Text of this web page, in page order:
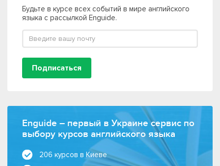
Будьте в курсе всех событий в мире английского
языка с рассылкой Enguide.
Подписаться
Enguide – первый в Украине сервис по
выбору курсов английского языка
206 курсов в Киеве